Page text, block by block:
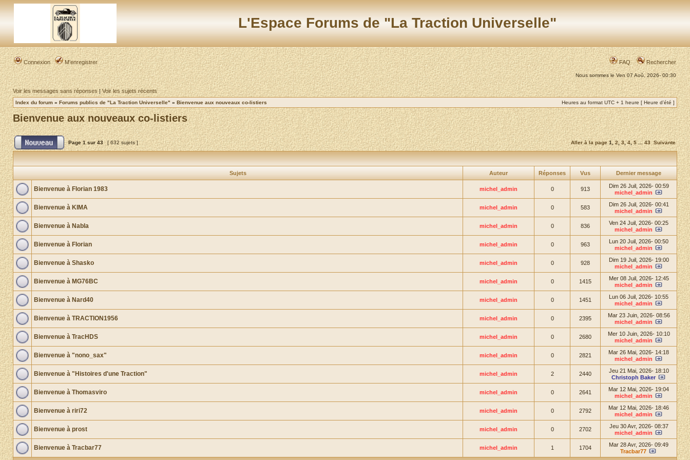
L'Espace Forums de "La Traction Universelle"
Connexion M’enregistrer FAQ Rechercher
Nous sommes le Ven 07 Aoû, 2026- 00:30
Voir les messages sans réponses|Voir les sujets récents
Index du forum » Forums publics de "La Traction Universelle" » Bienvenue aux nouveaux co-listiers Heures au format UTC + 1 heure [ Heure d’été ]
Bienvenue aux nouveaux co-listiers
Page1sur43 [ 632 sujets ] Aller à la page 1,2,3,4,5...43 Suivante
Sujets Auteur Réponses Vus Dernier message
Bienvenue à Florian 1983 michel_admin 0 913
Dim 26 Juil, 2026- 00:59
michel_admin
Bienvenue à KIMA michel_admin 0 583
Dim 26 Juil, 2026- 00:41
michel_admin
Bienvenue à Nabla michel_admin 0 836
Ven 24 Juil, 2026- 00:25
michel_admin
Bienvenue à Florian michel_admin 0 963
Lun 20 Juil, 2026- 00:50
michel_admin
Bienvenue à Shasko michel_admin 0 928
Dim 19 Juil, 2026- 19:00
michel_admin
Bienvenue à MG76BC michel_admin 0 1415
Mer 08 Juil, 2026- 12:45
michel_admin
Bienvenue à Nard40 michel_admin 0 1451
Lun 06 Juil, 2026- 10:55
michel_admin
Bienvenue à TRACTION1956 michel_admin 0 2395
Mar 23 Juin, 2026- 08:56
michel_admin
Bienvenue à TracHDS michel_admin 0 2680
Mer 10 Juin, 2026- 10:10
michel_admin
Bienvenue à "nono_sax" michel_admin 0 2821
Mar 26 Mai, 2026- 14:18
michel_admin
Bienvenue à "Histoires d'une Traction" michel_admin 2 2440
Jeu 21 Mai, 2026- 18:10
Christoph Baker
Bienvenue à Thomasviro michel_admin 0 2641
Mar 12 Mai, 2026- 19:04
michel_admin
Bienvenue à riri72 michel_admin 0 2792
Mar 12 Mai, 2026- 18:46
michel_admin
Bienvenue à prost michel_admin 0 2702
Jeu 30 Avr, 2026- 08:37
michel_admin
Bienvenue à Tracbar77 michel_admin 1 1704
Mar 28 Avr, 2026- 09:49
Tracbar77